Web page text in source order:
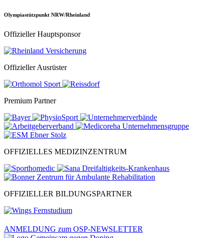
Olympiastützpunkt NRW/Rheinland
Offizieller Hauptsponsor
Offizieller Ausrüster
Premium Partner
OFFIZIELLES MEDIZINZENTRUM
OFFIZIELLER BILDUNGSPARTNER
ANMELDUNG zum OSP-NEWSLETTER